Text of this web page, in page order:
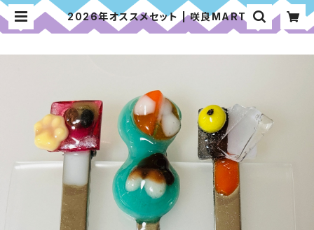
2026年オススメセット | 咲良MART